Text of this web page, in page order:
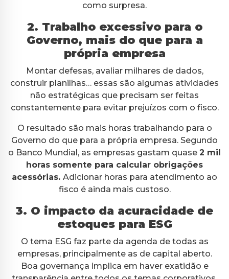
como surpresa.
2. Trabalho excessivo para o
Governo, mais do que para a
própria empresa
Montar defesas, avaliar milhares de dados,
construir planilhas… essas são algumas atividades
não estratégicas que precisam ser feitas
constantemente para evitar prejuízos com o fisco.
O resultado são mais horas trabalhando para o
Governo do que para a própria empresa. Segundo
o Banco Mundial, as empresas gastam quase 2 mil
horas somente para calcular obrigações
acessórias. Adicionar horas para atendimento ao
fisco é ainda mais custoso.
3. O impacto da acuracidade de
estoques para ESG
O tema ESG faz parte da agenda de todas as
empresas, principalmente as de capital aberto.
Boa governança implica em haver exatidão e